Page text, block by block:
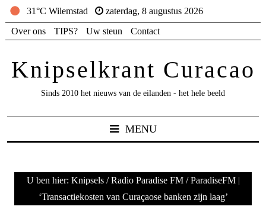
31°C Wilemstad
zaterdag, 8 augustus 2026
Over ons
TIPS? Uw steun Contact
Knipselkrant Curacao
Sinds 2010 het nieuws van de eilanden - het hele beeld
MENU
U ben hier: Knipsels / Radio Paradise FM / ParadiseFM |
‘Transactiekosten van Curaçaose banken zijn laag’